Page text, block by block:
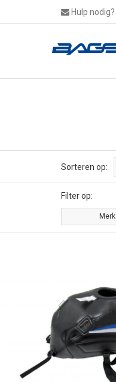
Hulp nodig?
Sorteren op:
Filter op:
Merk